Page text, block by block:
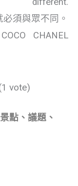
須與眾不同。
CHANEL
vote)
點、議題、